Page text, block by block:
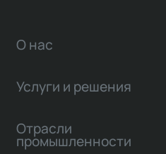
О нас
Услуги и решения
Отрасли
промышленности